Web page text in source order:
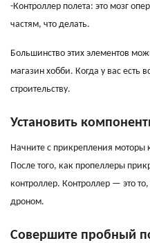
-Контроллер полета: это мозг
частям, что делать.
Большинство этих элементов
магазин хобби. Когда у вас есть
строительству.
Установить
Начните с прикрепления моторы
После того, как пропеллеры
контроллер. Контроллер — это
дроном.
Совершите пробный